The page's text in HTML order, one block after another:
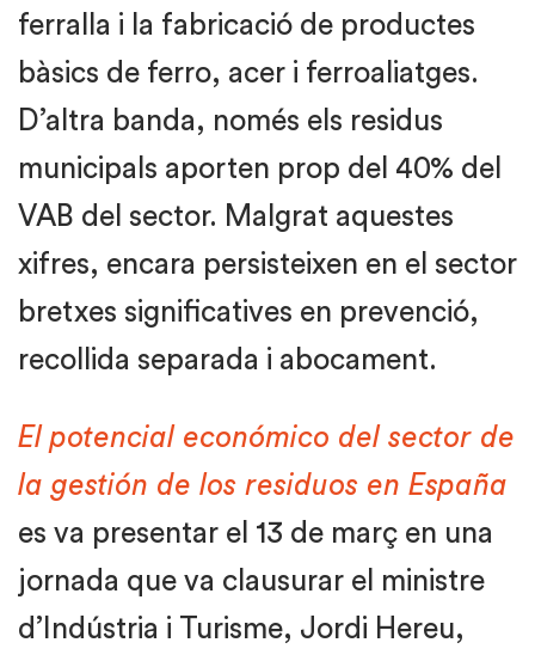
ferralla i la fabricació de productes
bàsics de ferro, acer i ferroaliatges.
D’altra banda, només els residus
municipals aporten prop del 40% del
VAB del sector. Malgrat aquestes
xifres, encara persisteixen en el sector
bretxes significatives en prevenció,
recollida separada i abocament.
El potencial económico del sector de
la gestión de los residuos en España
es va presentar el 13 de març en una
jornada que va clausurar el ministre
d’Indústria i Turisme, Jordi Hereu,